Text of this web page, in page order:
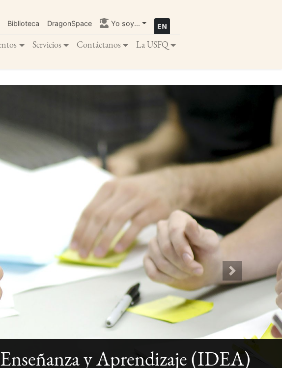
Biblioteca DragonSpace Yo soy...
Servicios Contáctanos La USFQ
Next
y Aprendizaje (IDEA)